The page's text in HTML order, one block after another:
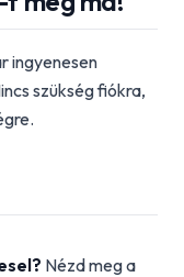
ingyenesen
szükség fiókra,
Nézd meg a